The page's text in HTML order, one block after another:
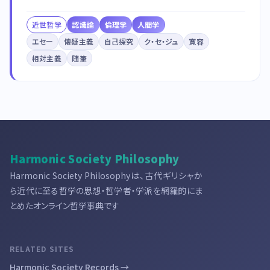
近世哲学 認識論 倫理学
人間学
エセー
懐疑主義 自己探究 ク・セ・ジュ
寛容
相対主義
随筆
Harmonic Society Philosophy
Harmonic Society Philosophyは、古代ギリシャか
ら近代に至る哲学の思想・哲学者・学派を網羅的にま
とめたオンライン哲学事典です
RELATED SITES
Harmonic Society Records →